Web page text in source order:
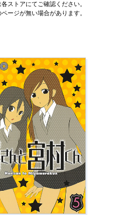
ストアにてご確認ください。
ージが無い場合があります。